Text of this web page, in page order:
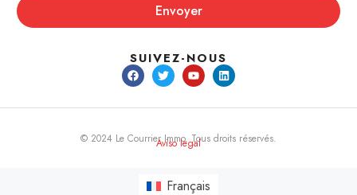
Envoyer
SUIVEZ-NOUS
© 2024 Le Courrier Immo. Tous droits réservés.
Aviso legal
Français